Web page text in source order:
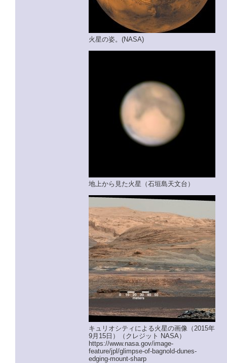
火星の姿。(NASA)
地上から見た火星（石垣島天文台）
キュリオシティによる火星の画像（2015年
9月15日）（クレジット NASA）
https://www.nasa.gov/image-
feature/jpl/glimpse-of-bagnold-dunes-
edging-mount-sharp